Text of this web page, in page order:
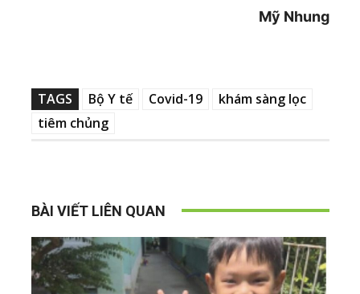
Mỹ Nhung
TAGS Bộ Y tế Covid-19
khám sàng lọc
tiêm chủng
BÀI VIẾT LIÊN QUAN